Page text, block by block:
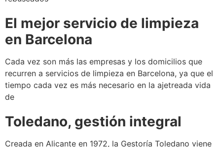
El mejor servicio de limpieza
en Barcelona
Cada vez son más las empresas y los domicilios que
recurren a servicios de limpieza en Barcelona, ya que el
tiempo cada vez es más necesario en la ajetreada vida
de
Toledano, gestión integral
Creada en Alicante en 1972, la Gestoría Toledano viene